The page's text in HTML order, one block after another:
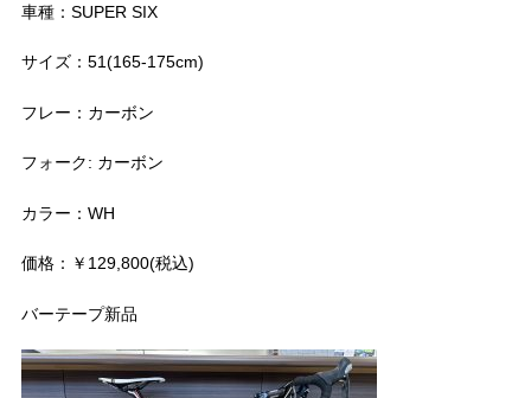
車種：SUPER SIX
サイズ：51(165-175cm)
フレー：カーボン
フォーク: カーボン
カラー：WH
価格：￥129,800(税込)
バーテープ新品